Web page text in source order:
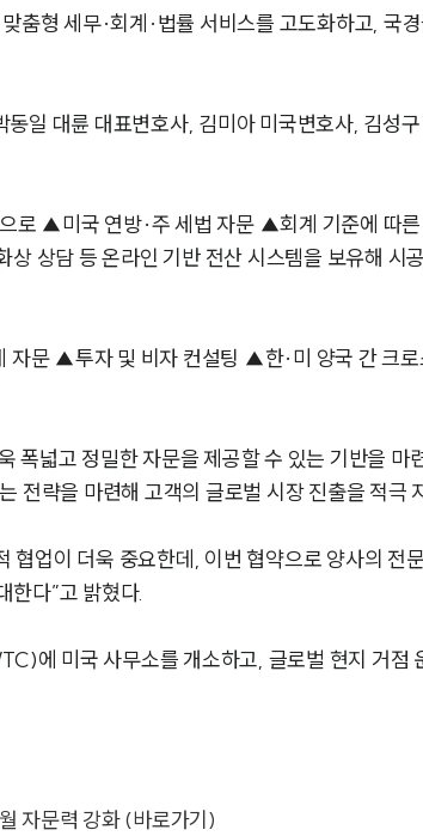
춤형 세무·회계·법률 서비스를 고도화하고, 국
일 대륜 대표변호사, 김미아 미국변호사, 김성
로 ▲미국 연방·주 세법 자문 ▲회계 기준에 따
상담 등 온라인 기반 전산 시스템을 보유해 시
문 ▲투자 및 비자 컨설팅 ▲한·미 양국 간 크
폭넓고 정밀한 자문을 제공할 수 있는 기반을 마
전략을 마련해 고객의 글로벌 시장 진출을 적극
업이 더욱 중요한데, 이번 협약으로 양사의 전
한다”고 밝혔다.
에 미국 사무소를 개소하고, 글로벌 현지 거점
자문력 강화 (바로가기)